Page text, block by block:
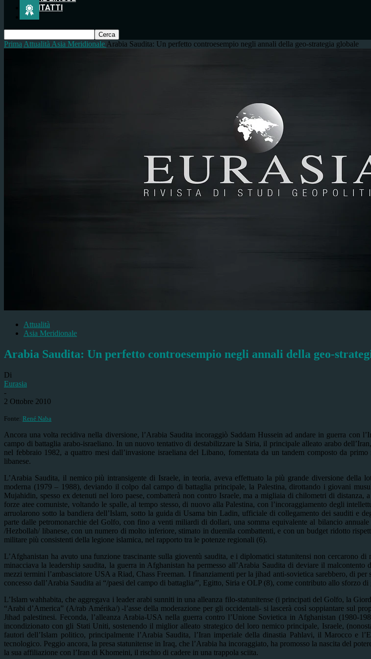
CONTATTI
Prima Attualità Asia Meridionale Arabia Saudita: Un perfetto controesempio negli annali della geo-strategia globale
Attualità
Asia Meridionale
Arabia Saudita: Un perfetto controesempio negli annali della geo-
Di
Eurasia
-
2 Ottobre 2010
Fonte: René Naba
Ancora una volta recidiva nella diversione, l’Arabia Saudita incoraggiò Saddam Hussein ad andare in guerra con
campo di battaglia arabo-israeliano. In un nuovo tentativo di destabilizzare la Siria, il principale alleato arabo
nel febbraio 1982, a quattro mesi dall’invasione israeliana del Libano, fomentata da un tandem composto da
libanese.
L’Arabia Saudita, il nemico più intransigente di Israele, in teoria, aveva effettuato la più grande diversione della
moderna (1979 – 1988), deviando il colpo dal campo di battaglia principale, la Palestina, dirottando i giovani
Mujahidin, spesso ex detenuti nel loro paese, combatterà non contro Israele, ma a migliaia di chilometri di
forze atee comuniste, voltando le spalle, al tempo stesso, di nuovo alla Palestina, con l’incoraggiamento degli
arruolarono sotto la bandiera dell’Islam, sotto la guida di Usama bin Ladin, ufficiale di collegamento dei sauditi e
parte dalle petromonarchie del Golfo, con fino a venti miliardi di dollari, una somma equivalente al bilancio
/Hezbollah/ libanese, con un numero di molto inferiore, stimato in duemila combattenti, e con un budget ridotto
militare più consistenti della legione islamica, nel rapporto tra le potenze regionali (6).
L’Afghanistan ha avuto una funzione trascinante sulla gioventù saudita, e i diplomatici statunitensi non cercarono
minacciava la leadership saudita, la guerra in Afghanistan ha permesso all’Arabia Saudita di deviare il
mezzi termini l’ambasciatore USA a Riad, Chass Freeman. I finanziamenti per la jihad anti-sovietica sarebbero, di
concesso dall’Arabia Saudita ai “/paesi del campo di battaglia/”, Egitto, Siria e OLP (8), come contributo allo sforzo di
L’Islam wahhabita, che aggregava i leader arabi sunniti in una alleanza filo-statunitense (i principati del Golfo, la
“Arabi d’America” (A/rab Amérika/) -l’asse della moderazione per gli occidentali- si lascerà così soppiantare sul
Jihad palestinesi. Feconda, l’alleanza Arabia-USA nella guerra contro l’Unione Sovietica in Afghanistan (1980-
incondizionato con gli Stati Uniti, sostenendo il miglior alleato strategico del loro nemico principale, Israele,
fautori dell’Islam politico, principalmente l’Arabia Saudita, l’Iran imperiale della dinastia Pahlavi, il Marocco e
tecnologico. Peggio ancora, la presa statunitense in Iraq, che l’Arabia ha incoraggiato, ha promosso la nascita del
la sua affiliazione con l’Iran di Khomeini, il rischio di cadere in una trappola sciita.